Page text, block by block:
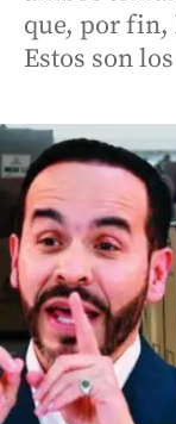
que, por fin,
Estos son